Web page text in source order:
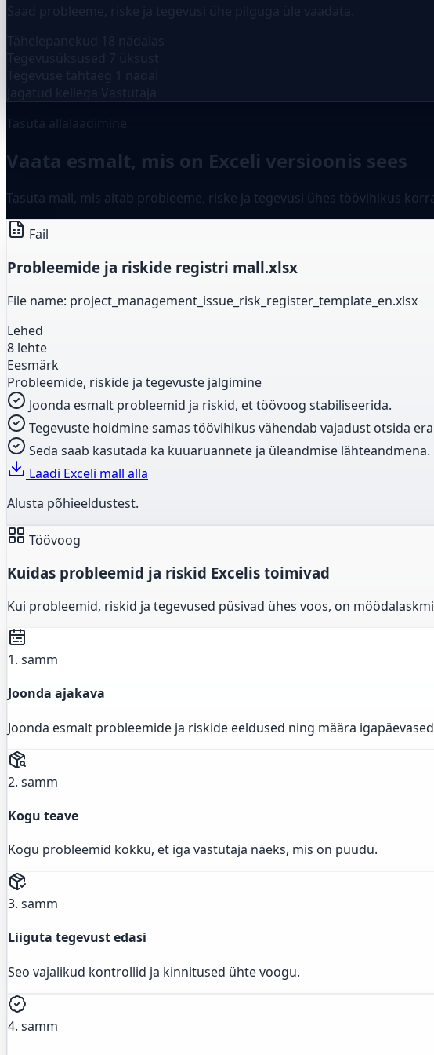
Saad probleeme, riske ja tegevusi ühe pilguga üle vaadata.
Tähelepanekud
18 nädalas
Tegevusüksused
7 üksust
Tegevuse tähtaeg
1 nädal
Jagatud kellega
Vastutaja
Tasuta allalaadimine
Vaata esmalt, mis on Exceli versioonis sees
Tasuta mall, mis aitab probleeme, riske ja tegevusi ühes töövihikus
Fail
Probleemide ja riskide registri mall.xlsx
File name: project_management_issue_risk_register_template_en.xlsx
Lehed
8 lehte
Eesmärk
Probleemide, riskide ja tegevuste jälgimine
Joonda esmalt probleemid ja riskid, et töövoog stabiliseerida.
Tegevuste hoidmine samas töövihikus vähendab vajadust otsida
Seda saab kasutada ka kuuaruannete ja üleandmise lähteandmena.
Laadi Exceli mall alla
Alusta põhieeldustest.
Töövoog
Kuidas probleemid ja riskid Excelis toimivad
Kui probleemid, riskid ja tegevused püsivad ühes voos, on
1. samm
Joonda ajakava
Joonda esmalt probleemide ja riskide eeldused ning määra
2. samm
Kogu teave
Kogu probleemid kokku, et iga vastutaja näeks, mis on puudu.
3. samm
Liiguta tegevust edasi
Seo vajalikud kontrollid ja kinnitused ühte voogu.
4. samm